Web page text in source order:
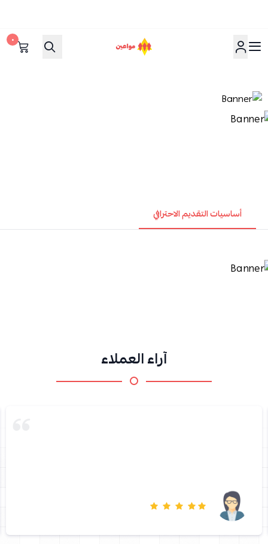
مواعين
٠
أساسيات التقديم الاحترافي
آراء العملاء